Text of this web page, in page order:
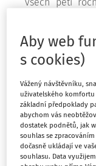
i po
metodická
družiny, vždy
vzhledem k
asistentek)
sdružení.
předmětové
V
Aby web
s cookies)
Vážený návštěvníku,
uživatelského
základní předpoklady
abychom vás
dostatek podnětů, jak
souhlas se
dočasně ukládají ve
souhlasu. Data